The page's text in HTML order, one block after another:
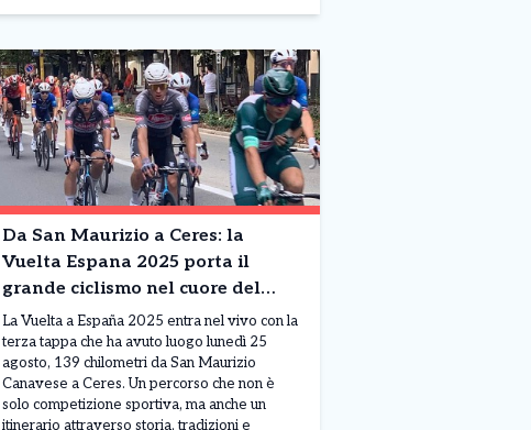
Da San Maurizio a Ceres: la
Vuelta Espana 2025 porta il
grande ciclismo nel cuore del
verde Canavese
La Vuelta a España 2025 entra nel vivo con la
terza tappa che ha avuto luogo lunedì 25
agosto, 139 chilometri da San Maurizio
Canavese a Ceres. Un percorso che non è
solo competizione sportiva, ma anche un
itinerario attraverso storia, tradizioni e